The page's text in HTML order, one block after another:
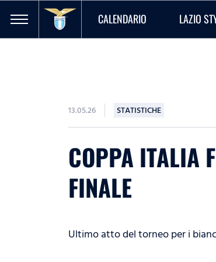
CALENDARIO LAZIO
13.05.26 STATISTICHE
COPPA ITALIA
FINALE
Ultimo atto del torneo per i